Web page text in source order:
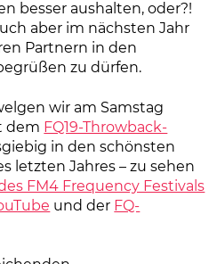
besser aushalten, oder?!
aber im nächsten Jahr
Partnern in den
zu dürfen.
wir am Samstag
dem FQ19-Throwback-
in den schönsten
letzten Jahres – zu sehen
FM4 Frequency Festivals
und der FQ-